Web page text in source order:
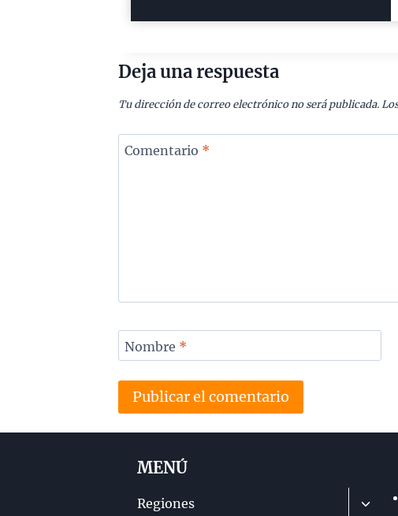
Deja una respuesta
Tu dirección de correo electrónico no será publicada.
Comentario *
Nombre *
MENÚ
Regiones